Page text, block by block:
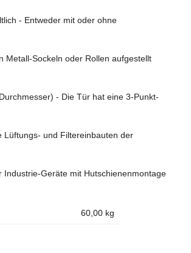
- Entweder mit oder ohne
Metall-Sockeln oder Rollen aufgestellt
- Die Tür hat eine 3-Punkt-
Lüftungs- und Filtereinbauten der
Geräte mit Hutschienenmontage
60,00 kg